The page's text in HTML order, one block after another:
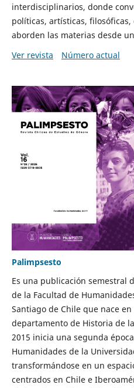
interdisciplinarios, donde
políticas, artísticas,
aborden las materias desde
Ver revista
Número actual
Palimpsesto
Es una publicación semestral
de la Facultad de
Santiago de Chile que nace
departamento de Historia de
2015 inicia una segunda
Humanidades de la
transformándose en un
centrados en Chile e